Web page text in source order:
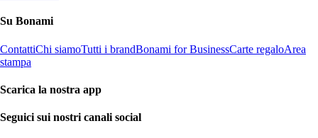
Su Bonami
ContattiChi siamoTutti i brandBonami for BusinessCarte regaloArea
stampa
Scarica la nostra app
Seguici sui nostri canali social